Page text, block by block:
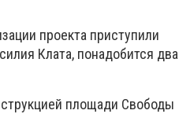
проекта приступили
Клата, понадобится два
площади Свободы